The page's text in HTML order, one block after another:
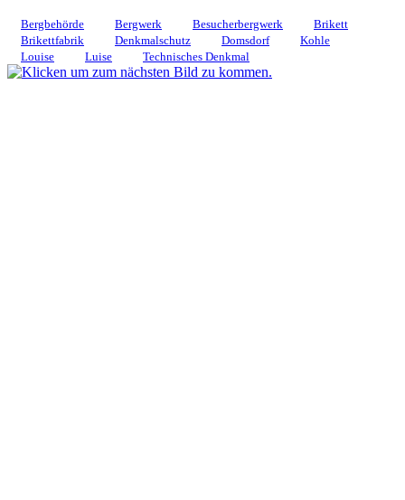
Bergbehörde Bergwerk Besucherbergwerk
Brikett
Brikettfabrik
Denkmalschutz Domsdorf
Kohle
Louise
Luise Technisches Denkmal